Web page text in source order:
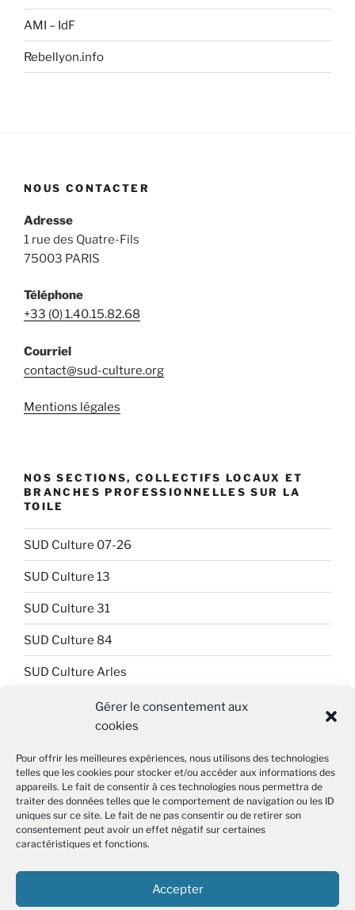
Gérer le consentement aux
cookies
Pour offrir les meilleures expériences, nous utilisons des technologies
telles que les cookies pour stocker et/ou accéder aux informations des
appareils. Le fait de consentir à ces technologies nous permettra de
traiter des données telles que le comportement de navigation ou les ID
uniques sur ce site. Le fait de ne pas consentir ou de retirer son
consentement peut avoir un effet négatif sur certaines
caractéristiques et fonctions.
Accepter
AMI – IdF
Rebellyon.info
NOUS CONTACTER
Adresse
1 rue des Quatre-Fils
75003 PARIS
Téléphone
+33 (0) 1.40.15.82.68
Courriel
contact@sud-culture.org
Mentions légales
NOS SECTIONS, COLLECTIFS LOCAUX ET
BRANCHES PROFESSIONNELLES SUR LA
TOILE
SUD Culture 07-26
SUD Culture 13
SUD Culture 31
SUD Culture 84
SUD Culture Arles
SUD Culture Art Architecture
SUD Culture Beaubourg
SUD Culture Bibliothèque nationale de France (BnF)
SUD Culture Métiers du livre
SUD Culture MICAM IDF